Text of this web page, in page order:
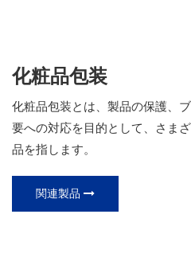
化粧品包装
化粧品包装とは、製品の保護、
要への対応を目的として、さま
品を指します。
関連製品